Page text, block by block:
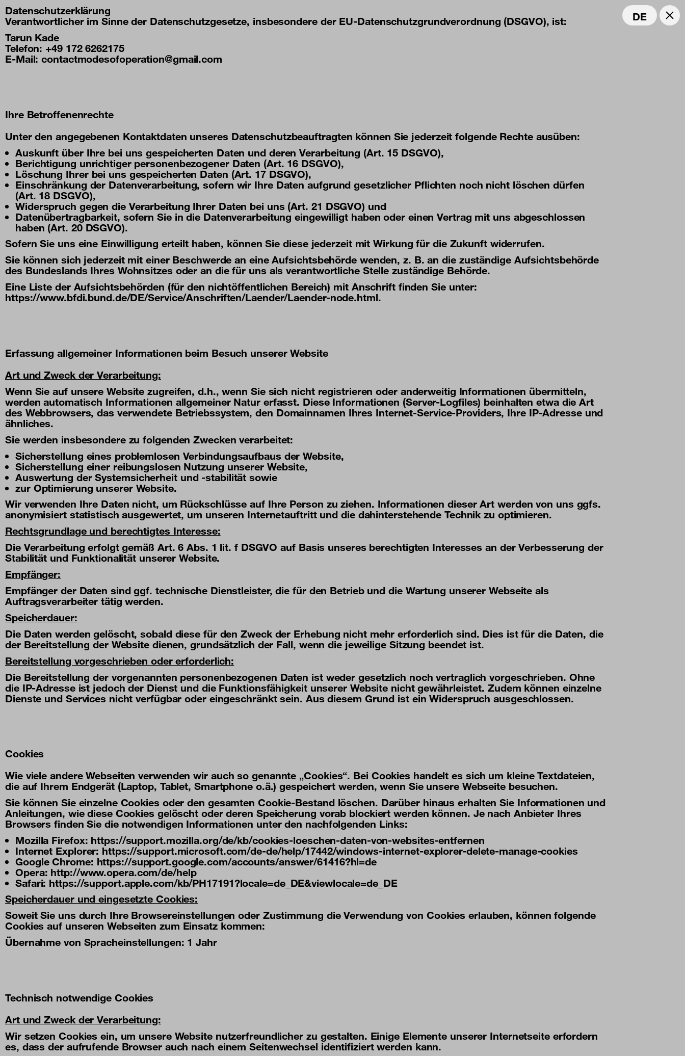
DE
Datenschutzerklärung
Verantwortlicher im Sinne der Datenschutzgesetze, insbesondere der EU-Datenschutzgrundverordnung (DSGVO), ist:
Tarun Kade
Telefon: +49 172 6262175
E-Mail:contactmodesofoperation@gmail.com
Ihre Betroffenenrechte
Unter den angegebenen Kontaktdaten unseres Datenschutzbeauftragten können Sie jederzeit folgende Rechte ausüben:
Auskunft über Ihre bei uns gespeicherten Daten und deren Verarbeitung (Art. 15 DSGVO),
Berichtigung unrichtiger personenbezogener Daten (Art. 16 DSGVO),
Löschung Ihrer bei uns gespeicherten Daten (Art. 17 DSGVO),
Einschränkung der Datenverarbeitung, sofern wir Ihre Daten aufgrund gesetzlicher Pflichten noch nicht löschen dürfen
(Art. 18 DSGVO),
Widerspruch gegen die Verarbeitung Ihrer Daten bei uns (Art. 21 DSGVO) und
Datenübertragbarkeit, sofern Sie in die Datenverarbeitung eingewilligt haben oder einen Vertrag mit uns abgeschlossen
haben (Art. 20 DSGVO).
Sofern Sie uns eine Einwilligung erteilt haben, können Sie diese jederzeit mit Wirkung für die Zukunft widerrufen.
Sie können sich jederzeit mit einer Beschwerde an eine Aufsichtsbehörde wenden, z. B. an die zuständige Aufsichtsbehörde
des Bundeslands Ihres Wohnsitzes oder an die für uns als verantwortliche Stelle zuständige Behörde.
Eine Liste der Aufsichtsbehörden (für den nichtöffentlichen Bereich) mit Anschrift finden Sie unter:
https://www.bfdi.bund.de/DE/Service/Anschriften/Laender/Laender-node.html.
Erfassung allgemeiner Informationen beim Besuch unserer Website
Art und Zweck der Verarbeitung:
Wenn Sie auf unsere Website zugreifen, d.h., wenn Sie sich nicht registrieren oder anderweitig Informationen übermitteln,
werden automatisch Informationen allgemeiner Natur erfasst. Diese Informationen (Server-Logfiles) beinhalten etwa die Art
des Webbrowsers, das verwendete Betriebssystem, den Domainnamen Ihres Internet-Service-Providers, Ihre IP-Adresse und
ähnliches.
Sie werden insbesondere zu folgenden Zwecken verarbeitet:
Sicherstellung eines problemlosen Verbindungsaufbaus der Website,
Sicherstellung einer reibungslosen Nutzung unserer Website,
Auswertung der Systemsicherheit und -stabilität sowie
zur Optimierung unserer Website.
Wir verwenden Ihre Daten nicht, um Rückschlüsse auf Ihre Person zu ziehen. Informationen dieser Art werden von uns ggfs.
anonymisiert statistisch ausgewertet, um unseren Internetauftritt und die dahinterstehende Technik zu optimieren.
Rechtsgrundlage und berechtigtes Interesse:
Die Verarbeitung erfolgt gemäß Art. 6 Abs. 1 lit. f DSGVO auf Basis unseres berechtigten Interesses an der Verbesserung der
Stabilität und Funktionalität unserer Website.
Empfänger:
Empfänger der Daten sind ggf. technische Dienstleister, die für den Betrieb und die Wartung unserer Webseite als
Auftragsverarbeiter tätig werden.
Speicherdauer:
Die Daten werden gelöscht, sobald diese für den Zweck der Erhebung nicht mehr erforderlich sind. Dies ist für die Daten, die
der Bereitstellung der Website dienen, grundsätzlich der Fall, wenn die jeweilige Sitzung beendet ist.
Bereitstellung vorgeschrieben oder erforderlich:
Die Bereitstellung der vorgenannten personenbezogenen Daten ist weder gesetzlich noch vertraglich vorgeschrieben. Ohne
die IP-Adresse ist jedoch der Dienst und die Funktionsfähigkeit unserer Website nicht gewährleistet. Zudem können einzelne
Dienste und Services nicht verfügbar oder eingeschränkt sein. Aus diesem Grund ist ein Widerspruch ausgeschlossen.
Cookies
Wie viele andere Webseiten verwenden wir auch so genannte „Cookies“. Bei Cookies handelt es sich um kleine Textdateien,
die auf Ihrem Endgerät (Laptop, Tablet, Smartphone o.ä.) gespeichert werden, wenn Sie unsere Webseite besuchen.
Sie können Sie einzelne Cookies oder den gesamten Cookie-Bestand löschen. Darüber hinaus erhalten Sie Informationen und
Anleitungen, wie diese Cookies gelöscht oder deren Speicherung vorab blockiert werden können. Je nach Anbieter Ihres
Browsers finden Sie die notwendigen Informationen unter den nachfolgenden Links:
Mozilla Firefox: https://support.mozilla.org/de/kb/cookies-loeschen-daten-von-websites-entfernen
Internet Explorer: https://support.microsoft.com/de-de/help/17442/windows-internet-explorer-delete-manage-cookies
Google Chrome: https://support.google.com/accounts/answer/61416?hl=de
Opera: http://www.opera.com/de/help
Safari: https://support.apple.com/kb/PH17191?locale=de_DE&viewlocale=de_DE
Speicherdauer und eingesetzte Cookies:
Soweit Sie uns durch Ihre Browsereinstellungen oder Zustimmung die Verwendung von Cookies erlauben, können folgende
Cookies auf unseren Webseiten zum Einsatz kommen:
Übernahme von Spracheinstellungen: 1 Jahr
Technisch notwendige Cookies
Art und Zweck der Verarbeitung:
Wir setzen Cookies ein, um unsere Website nutzerfreundlicher zu gestalten. Einige Elemente unserer Internetseite erfordern
es, dass der aufrufende Browser auch nach einem Seitenwechsel identifiziert werden kann.